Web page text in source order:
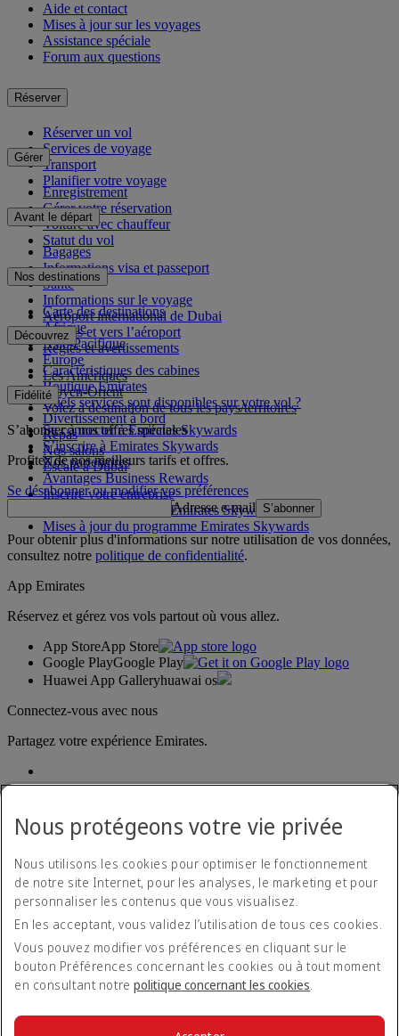
Aide et contact
Mises à jour sur les voyages
Assistance spéciale
Forum aux questions
Réserver
Réserver un vol
Services de voyage
Transport
Planifier votre voyage
Gérer
Enregistrement
Gérer votre réservation
Voiture avec chauffeur
Statut du vol
Avant le départ
Bagages
Informations visa et passeport
Santé
Informations sur le voyage
Aéroport international de Dubai
Depuis et vers l’aéroport
Règles et avertissements
Nos destinations
Carte des destinations
Afrique
Asie-Pacifique
Europe
Les Amériques
Moyen-Orient
Volez à destination de tous les pays/territoires
Découvrez
Caractéristiques des cabines
Boutique Emirates
Quels services sont disponibles sur votre vol ?
Divertissement à bord
Repas
Nos salons
Escale à Dubai
Fidélité
Se connecter à Emirates Skywards
S’inscrire à Emirates Skywards
Nos partenaires
Avantages Business Rewards
Inscrire votre entreprise
Règles du programme Emirates Skywards
Mises à jour du programme Emirates Skywards
S’abonner à nos offres spéciales
Profitez de nos meilleurs tarifs et offres.
Se désabonner ou modifier vos préférences
Adresse e-mail S’abonner
Pour obtenir plus d'informations sur notre utilisation de vos données,
consultez notre politique de confidentialité.
App Emirates
Réservez et gérez vos vols partout où vous allez.
App StoreApp Store
Google PlayGoogle Play
Huawei App Galleryhuawai os
Connectez-vous avec nous
Partagez votre expérience Emirates.
Déclaration d'accessibilité
Politique de confidentialité
Conditions générales
Politique en matière de cookies
Cyber-sécurité
Déclaration de transparence vis-à-vis de la loi sur l’esclavage
Nous protégeons votre vie privée
Nous utilisons les cookies pour optimiser le fonctionnement
de notre site Internet, pour les analyses, le marketing et pour
personnaliser les contenus que vous visualisez.
En les acceptant, vous validez l’utilisation de tous ces cookies.
Vous pouvez modifier vos préférences en cliquant sur le
bouton Préférences concernant les cookies ou à tout moment
en consultant notrepolitique concernant les cookies.